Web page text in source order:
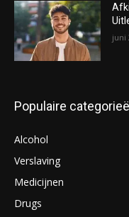
juni
Populaire
Alcohol
Verslaving
Medicijnen
Drugs